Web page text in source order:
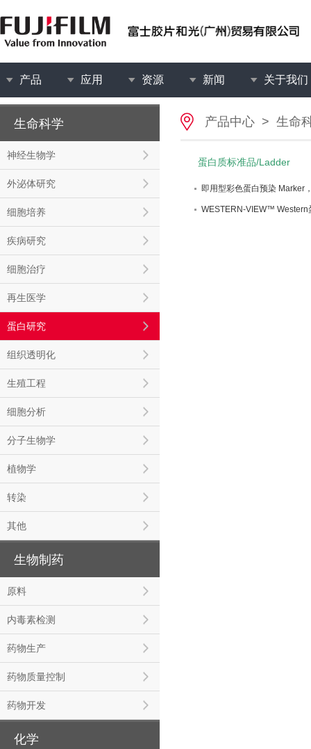
产品 应用 资源 新闻 关于我们
生命科学
神经生物学
外泌体研究
细胞培养
疾病研究
细胞治疗
再生医学
蛋白研究
组织透明化
生殖工程
细胞分析
分子生物学
植物学
转染
其他
生物制药
原料
内毒素检测
药物生产
药物质量控制
药物开发
化学
产品中心 > 生命
蛋白质标准品/Ladder
即用型彩色蛋白预染 Marker
WESTERN-VIEW™ Western